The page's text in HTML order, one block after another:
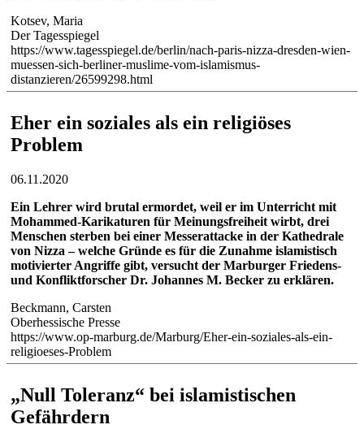
Kotsev, Maria
Der Tagesspiegel
https://www.tagesspiegel.de/berlin/nach-paris-nizza-dresden-wien-
muessen-sich-berliner-muslime-vom-islamismus-
distanzieren/26599298.html
Eher ein soziales als ein religiöses
Problem
06.11.2020
Ein Lehrer wird brutal ermordet, weil er im Unterricht mit
Mohammed-Karikaturen für Meinungsfreiheit wirbt, drei
Menschen sterben bei einer Messerattacke in der Kathedrale
von Nizza – welche Gründe es für die Zunahme islamistisch
motivierter Angriffe gibt, versucht der Marburger Friedens-
und Konfliktforscher Dr. Johannes M. Becker zu erklären.
Beckmann, Carsten
Oberhessische Presse
https://www.op-marburg.de/Marburg/Eher-ein-soziales-als-ein-
religioeses-Problem
„Null Toleranz“ bei islamistischen
Gefährdern